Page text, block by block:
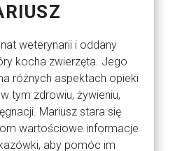
weterynarii i oddany
kocha zwierzęta. Jego
różnych aspektach opieki
tym zdrowiu, żywieniu,
Mariusz stara się
wartościowe informacje
aby pomóc im